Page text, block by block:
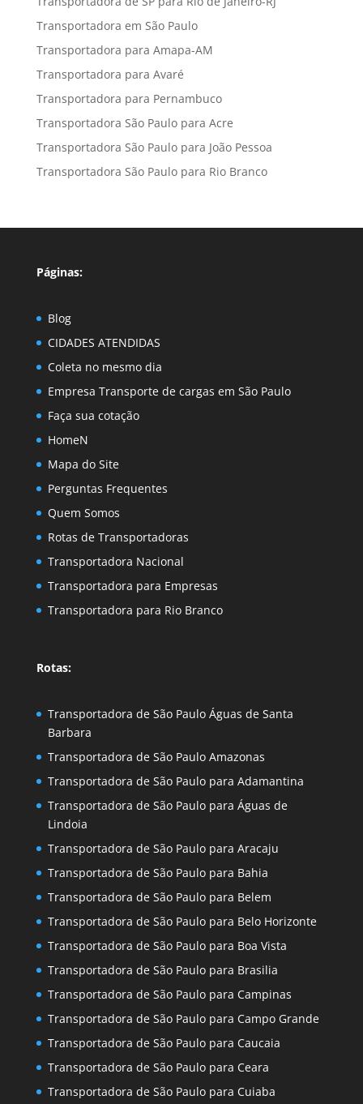
Transportadora em São Paulo
Transportadora para Amapa-AM
Transportadora para Avaré
Transportadora para Pernambuco
Transportadora São Paulo para Acre
Transportadora São Paulo para João Pessoa
Transportadora São Paulo para Rio Branco
Páginas:
Blog
CIDADES ATENDIDAS
Coleta no mesmo dia
Empresa Transporte de cargas em São Paulo
Faça sua cotação
HomeN
Mapa do Site
Perguntas Frequentes
Quem Somos
Rotas de Transportadoras
Transportadora Nacional
Transportadora para Empresas
Transportadora para Rio Branco
Rotas:
Transportadora de São Paulo Águas de Santa
Barbara
Transportadora de São Paulo Amazonas
Transportadora de São Paulo para Adamantina
Transportadora de São Paulo para Águas de
Lindoia
Transportadora de São Paulo para Aracaju
Transportadora de São Paulo para Bahia
Transportadora de São Paulo para Belem
Transportadora de São Paulo para Belo Horizonte
Transportadora de São Paulo para Boa Vista
Transportadora de São Paulo para Brasilia
Transportadora de São Paulo para Campinas
Transportadora de São Paulo para Campo Grande
Transportadora de São Paulo para Caucaia
Transportadora de São Paulo para Ceara
Transportadora de São Paulo para Cuiaba